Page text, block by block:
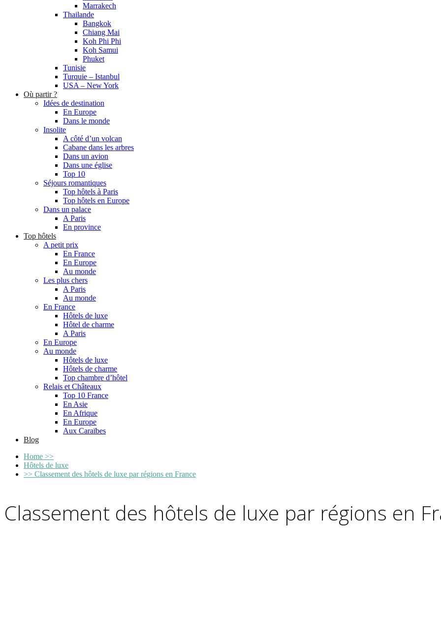
Marrakech
Thailande
Bangkok
Chiang Mai
Koh Phi Phi
Koh Samui
Phuket
Tunisie
Turquie – Istanbul
USA – New York
Où partir ?
Idées de destination
En Europe
Dans le monde
Insolite
A côté d’un volcan
Cabane dans les arbres
Dans un avion
Dans une église
Top 10
Séjours romantiques
Top hôtels à Paris
Top hôtels en Europe
Dans un palace
A Paris
En province
Top hôtels
A petit prix
En France
En Europe
Au monde
Les plus chers
A Paris
Au monde
En France
Hôtels de luxe
Hôtel de charme
A Paris
En Europe
Au monde
Hôtels de luxe
Hôtels de charme
Top chambre d’hôtel
Relais et Châteaux
Top 10 France
En Asie
En Afrique
En Europe
Aux Caraïbes
Blog
Home >>
Hôtels de luxe
>> Classement des hôtels de luxe par régions en France
Classement des hôtels de luxe par régions en